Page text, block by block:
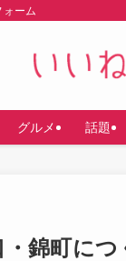
ーム
グルメ 話題
・錦町に